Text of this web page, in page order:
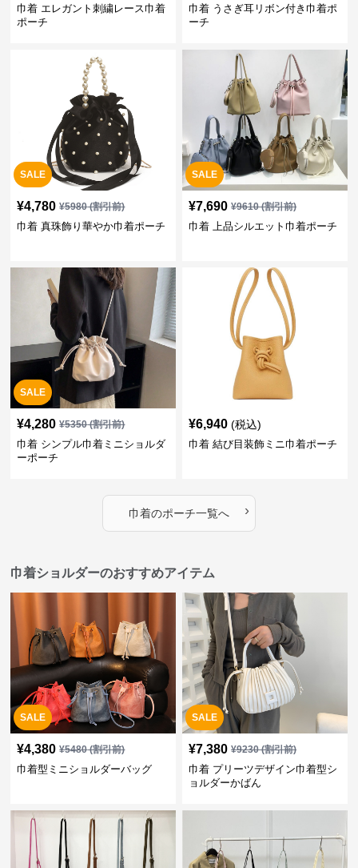
巾着 エレガント刺繍レース巾着
ポーチ
巾着 うさぎ耳リボン付き巾着ポ
ーチ
SALE
¥4,780 ¥5980(割引前)
巾着 真珠飾り華やか巾着ポーチ
SALE
¥7,690 ¥9610(割引前)
巾着 上品シルエット巾着ポーチ
SALE
¥4,280 ¥5350(割引前)
巾着 シンプル巾着ミニショルダ
ーポーチ
¥6,940 (税込)
巾着 結び目装飾ミニ巾着ポーチ
巾着のポーチ一覧へ ›
巾着ショルダーのおすすめアイテム
SALE
¥4,380 ¥5480(割引前)
巾着型ミニショルダーバッグ
SALE
¥7,380 ¥9230(割引前)
巾着 プリーツデザイン巾着型シ
ョルダーかばん